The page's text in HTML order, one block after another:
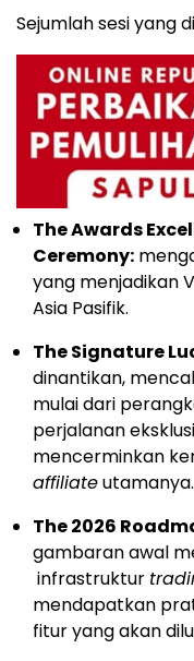
Sejumlah sesi yang
The Awards
Ceremony:
yang menjadikan
Asia Pasifik.
The Signature
dinantikan,
mulai dari
perjalanan
mencerminkan
affiliateutamanya.
The 2026
gambaran awal
infrastruktur
mendapatkan
fitur yang akan